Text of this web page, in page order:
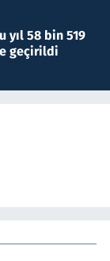
yıl 58 bin 519
geçirildi